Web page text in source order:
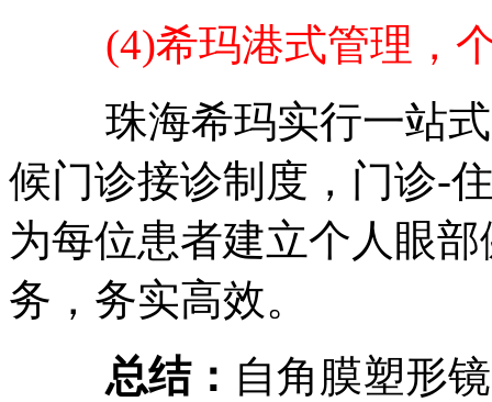
(4)希玛港式管理，
珠海希玛实行一站式
候门诊接诊制度，门诊-
为每位患者建立个人眼
务，务实高效。
总结： 自角膜塑形